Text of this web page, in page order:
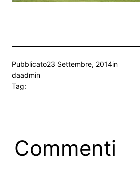
Pubblicato23 Settembre, 2014in
daadmin
Tag:
Commenti